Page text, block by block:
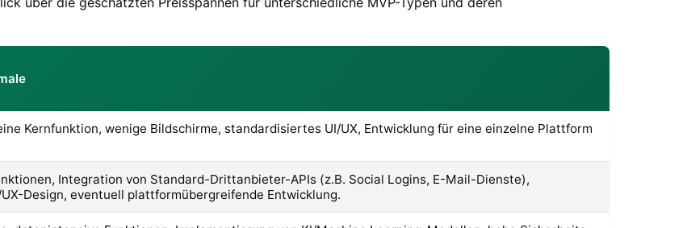
Kernfunktion, wenige Bildschirme, standardisiertes UI/UX, Entwicklung für eine einzelne Plattform
Integration von Standard-Drittanbieter-APIs (z.B. Social Logins, E-Mail-Dienste),
Design, eventuell plattformübergreifende Entwicklung.